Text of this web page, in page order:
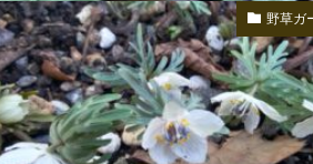
野草ガ